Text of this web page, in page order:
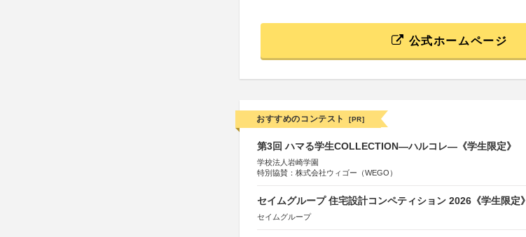
公式ホームページ
おすすめのコンテスト [PR]
第3回 ハマる学生COLLECTION―ハルコレ―《学生限定》
学校法人岩崎学園
特別協賛：株式会社ウィゴー（WEGO）
セイムグループ 住宅設計コンペティション 2026《学生限定》
セイムグループ